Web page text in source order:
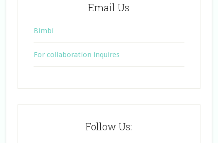
Email Us
Bimbi
For collaboration inquires
Follow Us: